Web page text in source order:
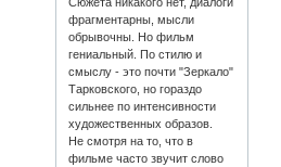
фрагментарны, мысли
обрывочны. Но фильм
гениальный. По стилю и
смыслу - это почти "Зеркало"
Тарковского, но гораздо
сильнее по интенсивности
художественных образов.
Не смотря на то, что в
фильме часто звучит слово